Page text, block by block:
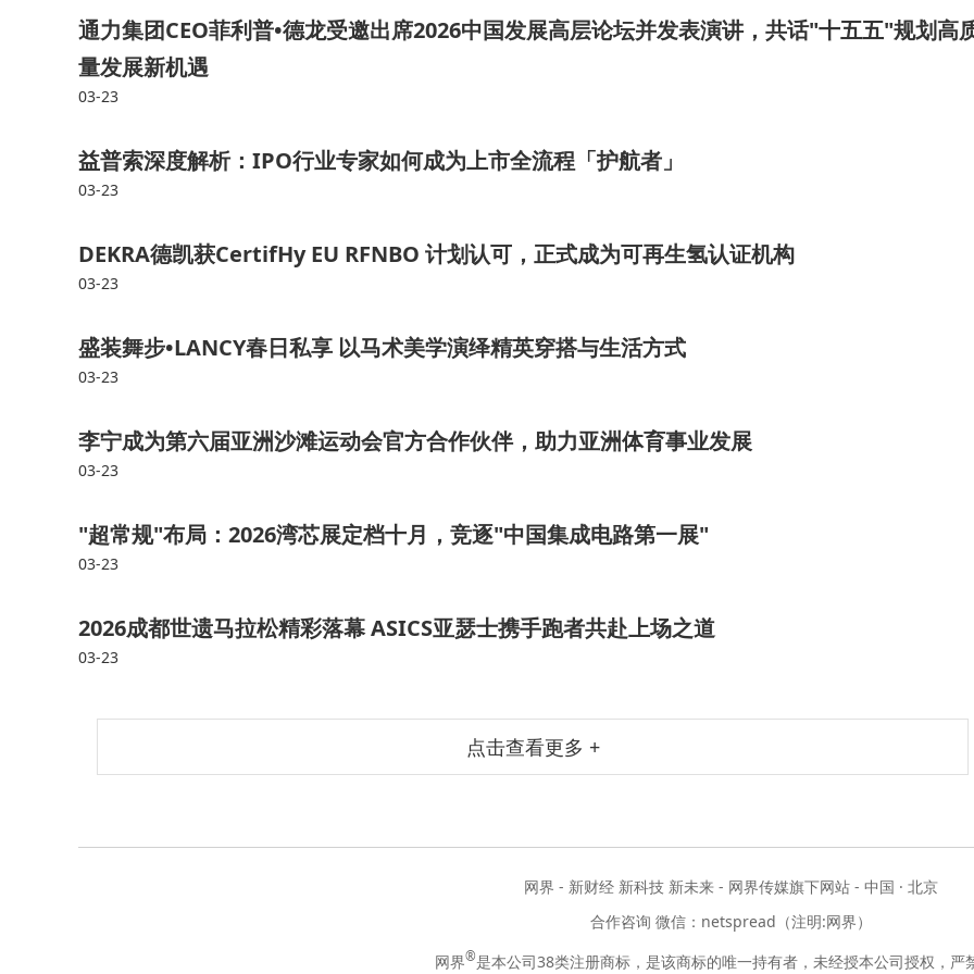
通力集团CEO菲利普•德龙受邀出席2026中国发展高层论坛并发表演讲，共话"十五五"规划高
量发展新机遇
03-23
益普索深度解析：IPO行业专家如何成为上市全流程「护航者」
03-23
DEKRA德凯获CertifHy EU RFNBO 计划认可，正式成为可再生氢认证机构
03-23
盛装舞步•LANCY春日私享 以马术美学演绎精英穿搭与生活方式
03-23
李宁成为第六届亚洲沙滩运动会官方合作伙伴，助力亚洲体育事业发展
03-23
"超常规"布局：2026湾芯展定档十月，竞逐"中国集成电路第一展"
03-23
2026成都世遗马拉松精彩落幕 ASICS亚瑟士携手跑者共赴上场之道
03-23
点击查看更多 +
网界 - 新财经 新科技 新未来 - 网界传媒旗下网站 - 中国 · 北京
合作咨询 微信：netspread（注明:网界）
网界®是本公司38类注册商标，是该商标的唯一持有者，未经授本公司授权，严